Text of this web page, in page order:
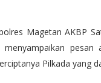
Magetan AKBP
menyampaikan pesan
Pilkada yang